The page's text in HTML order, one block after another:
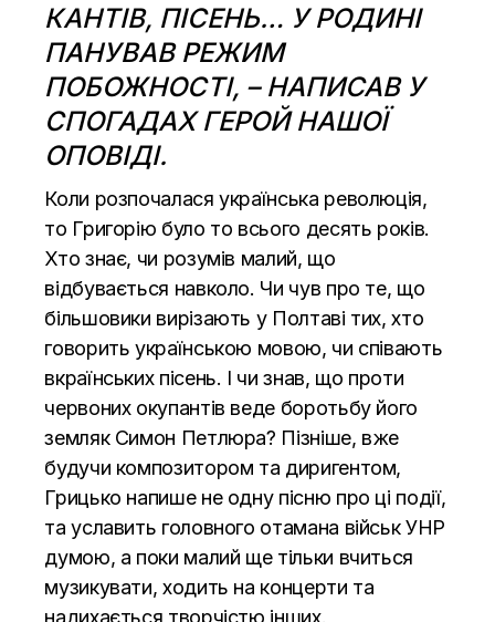
КАНТІВ, ПІСЕНЬ… У РОДИНІ
ПАНУВАВ РЕЖИМ
ПОБОЖНОСТІ, – НАПИСАВ У
СПОГАДАХ ГЕРОЙ НАШОЇ
ОПОВІДІ.
Коли розпочалася українська революція,
то Григорію було то всього десять років.
Хто знає, чи розумів малий, що
відбувається навколо. Чи чув про те, що
більшовики вирізають у Полтаві тих, хто
говорить українською мовою, чи співають
вкраїнських пісень. І чи знав, що проти
червоних окупантів веде боротьбу його
земляк Симон Петлюра? Пізніше, вже
будучи композитором та диригентом,
Грицько напише не одну пісню про ці події,
та уславить головного отамана військ УНР
думою, а поки малий ще тільки вчиться
музикувати, ходить на концерти та
надихається творчістю інших.